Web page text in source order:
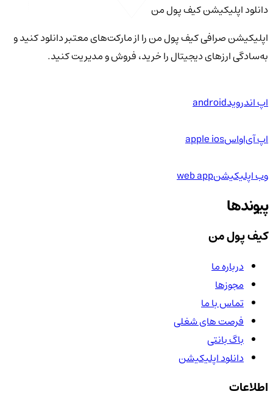
دانلود اپلیکیشن کیف‌ پول من
اپلیکیشن صرافی کیف پول من را از مارکت‌های معتبر دانلود کنید و
به‌سادگی ارزهای دیجیتال را خرید، فروش و مدیریت کنید.
اپ اندرویدandroid
اپ آی‌او‌اسapple ios
وب اپلیکیشنweb app
پیوندها
کیف پول من
درباره ما
مجوزها
تماس با ما
فرصت های شغلی
باگ بانتی
دانلود اپلیکیشن
اطلاعات